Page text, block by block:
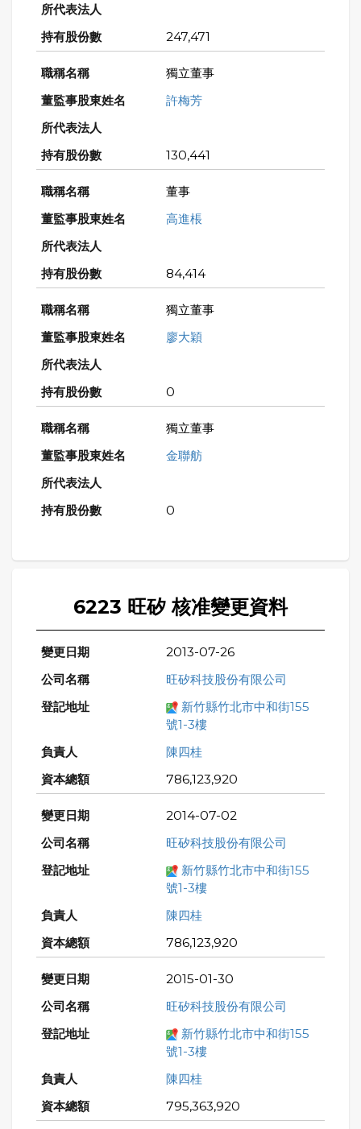
247,471
獨立董事
許梅芳
130,441
董事
高進棖
84,414
獨立董事
廖大穎
0
獨立董事
金聯舫
0
6223 旺矽 核准變更資料
2013-07-26
旺矽科技股份有限公司
新竹縣竹北市中和街155
號1-3樓
陳四桂
786,123,920
2014-07-02
旺矽科技股份有限公司
新竹縣竹北市中和街155
號1-3樓
陳四桂
786,123,920
2015-01-30
旺矽科技股份有限公司
新竹縣竹北市中和街155
號1-3樓
陳四桂
795,363,920